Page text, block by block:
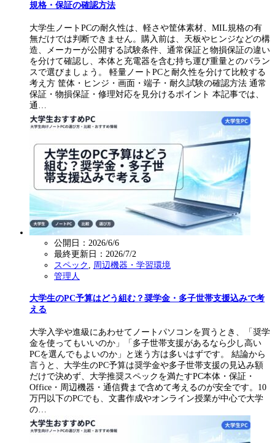
規格・保証の確認方法
大学生ノートPCの耐久性は、軽さや筐体素材、MIL規格の有
無だけでは判断できません。購入前は、天板やヒンジなどの構
造、メーカーが公開する試験条件、通常保証と物損保証の違い
を分けて確認し、本体と充電器を含む持ち運び重量とのバラン
スで選びましょう。 軽量ノートPCと耐久性を分けて比較する
考え方 筐体・ヒンジ・画面・端子・耐久試験の確認方法 通常
保証・物損保証・修理対応を見分けるポイント 本記事では、
通…
公開日：2026/6/6
最終更新日： 2026/7/2
スペック
周辺機器・学習環境
管理人
大学生のPC予算はどう組む？奨学金・多子世帯支援込みで考
える
大学入学や進級にあわせてノートパソコンを買うとき、「奨学
金を使ってもいいのか」「多子世帯支援があるなら少し高い
PCを選んでもよいのか」と迷う方は多いはずです。 結論から
言うと、大学生のPC予算は奨学金や多子世帯支援の見込み額
だけで決めず、大学推奨スペックを満たすPC本体・保証・
Office・周辺機器・通信費まで含めて考えるのが安全です。10
万円以下のPCでも、文書作成やオンライン授業が中心で大学
の…